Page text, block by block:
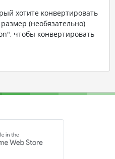
хотите конвертировать
(необязательно)
чтобы конвертировать